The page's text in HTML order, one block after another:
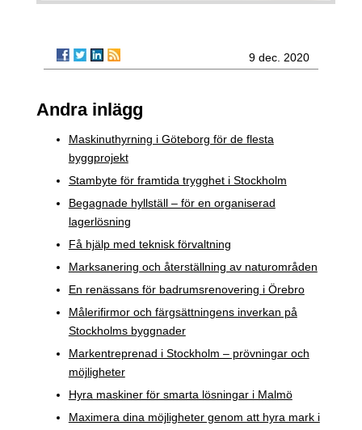
9 dec. 2020
Andra inlägg
Maskinuthyrning i Göteborg för de flesta
byggprojekt
Stambyte för framtida trygghet i Stockholm
Begagnade hyllställ – för en organiserad
lagerlösning
Få hjälp med teknisk förvaltning
Marksanering och återställning av naturområden
En renässans för badrumsrenovering i Örebro
Målerifirmor och färgsättningens inverkan på
Stockholms byggnader
Markentreprenad i Stockholm – prövningar och
möjligheter
Hyra maskiner för smarta lösningar i Malmö
Maximera dina möjligheter genom att hyra mark i